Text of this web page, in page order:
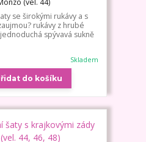
(vel. 44)
se širokými rukávy a s
rukávy z hrubé
spývavá sukně
Skladem
do košíku